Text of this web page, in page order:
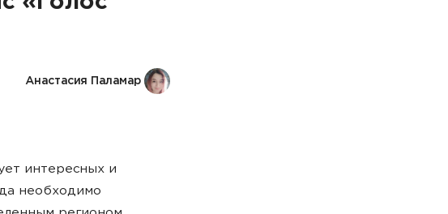
Анастасия Паламар
интересных и
необходимо